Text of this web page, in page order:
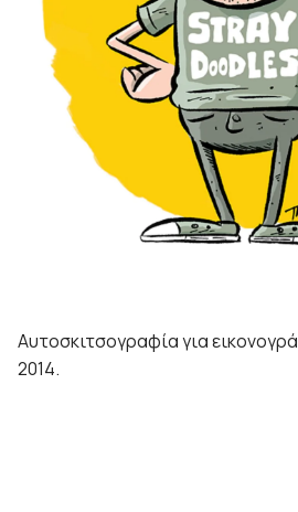
Αυτοσκιτσογραφία για
2014.